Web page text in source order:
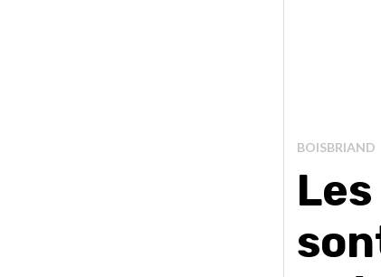
BOISBRIAND